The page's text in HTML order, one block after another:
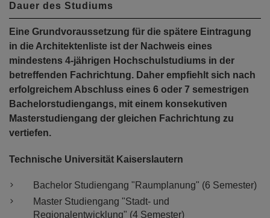
Dauer des Studiums
Eine Grundvoraussetzung für die spätere Eintragung
in die Architektenliste ist der Nachweis eines
mindestens 4-jährigen Hochschulstudiums in der
betreffenden Fachrichtung. Daher empfiehlt sich nach
erfolgreichem Abschluss eines 6 oder 7 semestrigen
Bachelorstudiengangs, mit einem konsekutiven
Masterstudiengang der gleichen Fachrichtung zu
vertiefen.
Technische Universität Kaiserslautern
Bachelor Studiengang "Raumplanung" (6 Semester)
Master Studiengang "Stadt- und
Regionalentwicklung" (4 Semester)